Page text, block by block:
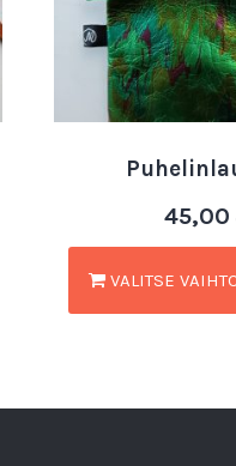
45,00
VALITSE